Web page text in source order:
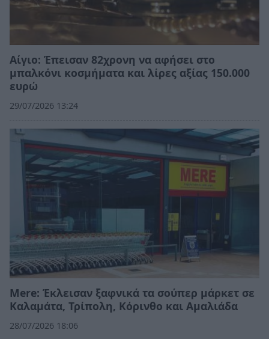
Αίγιο: Έπεισαν 82χρονη να αφήσει στο
μπαλκόνι κοσμήματα και λίρες αξίας 150.000
ευρώ
29/07/2026 13:24
Mere: Έκλεισαν ξαφνικά τα σούπερ μάρκετ σε
Καλαμάτα, Τρίπολη, Κόρινθο και Αμαλιάδα
28/07/2026 18:06